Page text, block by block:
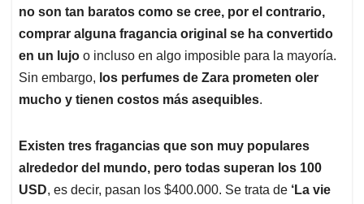
p
k
n
no son tan baratos como se cree, por el contrario,
comprar alguna fragancia original se ha convertido
en un lujo o incluso en algo imposible para la mayoría.
Sin embargo, los perfumes de Zara prometen oler
mucho y tienen costos más asequibles.
Existen tres fragancias que son muy populares
alrededor del mundo, pero todas superan los 100
USD, es decir, pasan los $400.000. Se trata de ‘La vie